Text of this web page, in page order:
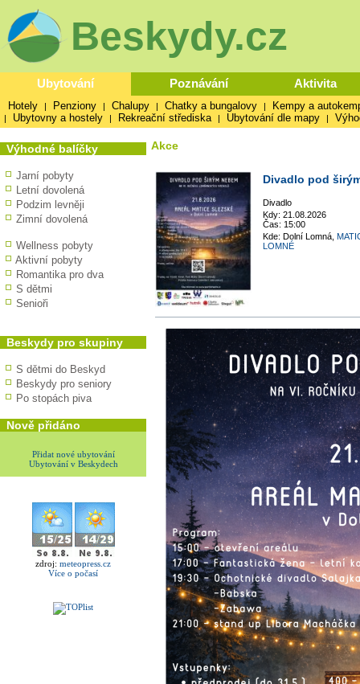
Beskydy.cz
Ubytování Poznávání Aktivita
Hotely | Penziony | Chalupy | Chatky a bungalovy | Kempy a
| Ubytovny a hostely | Rekreační střediska | Ubytování dle mapy |
Výhodné balíčky
Jarní pobyty
Letní dovolená
Podzim levněji
Zimní dovolená
Wellness pobyty
Aktivní pobyty
Romantika pro dva
S dětmi
Senioři
Beskydy pro skupiny
S dětmi do Beskyd
Beskydy pro seniory
Po stopách piva
Nově přidáno
Přidat nové ubytování
Ubytování v Beskydech
zdroj: meteopress.cz
Více o počasí
Akce
Divadlo pod
Divadlo
Kdy: 21.08.2026
Čas: 15:00
Kde: Dolní Lomná,
LOMNÉ